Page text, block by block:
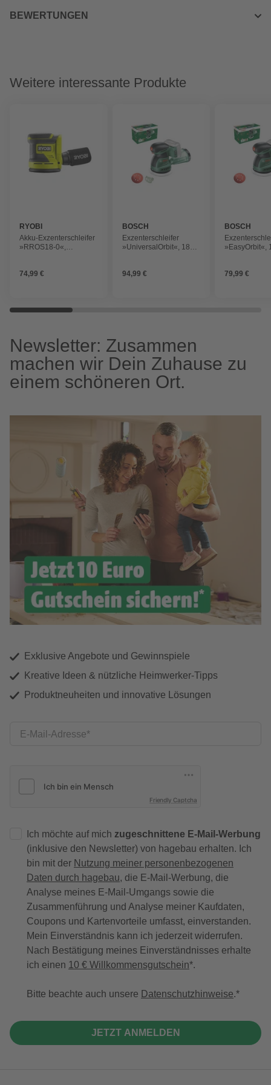
BEWERTUNGEN
Weitere interessante Produkte
RYOBI
Akku-Exzenterschleifer
»RROS18-0«,
Ladegerät
74,99 €
BOSCH
Exzenterschleifer
»UniversalOrbit«, 18V-
94,99 €
BOSCH
»EasyOrbit«,
79,99 €
Newsletter: Zusammen
machen wir Dein Zuhause zu
einem schöneren Ort.
Exklusive Angebote und Gewinnspiele
Kreative Ideen & nützliche Heimwerker-Tipps
Produktneuheiten und innovative Lösungen
E-Mail-Adresse
Friendly Captcha
Ich möchte auf mich zugeschnittene E-Mail-Werbung
(inklusive den Newsletter) von hagebau erhalten. Ich
bin mit der Nutzung meiner personenbezogenen
Daten durch hagebau, die E-Mail-Werbung, die
Analyse meines E-Mail-Umgangs sowie die
Zusammenführung und Analyse meiner Kaufdaten,
Coupons und Kartenvorteile umfasst, einverstanden.
Mein Einverständnis kann ich jederzeit widerrufen.
Nach Bestätigung meines Einverständnisses erhalte
ich einen 10 € Willkommensgutschein*.
Bitte beachte auch unsere Datenschutzhinweise.
JETZT ANMELDEN